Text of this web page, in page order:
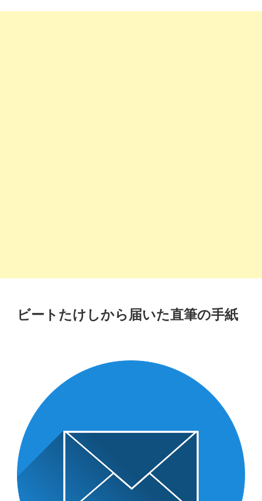
ビートたけしから届いた直筆の手紙